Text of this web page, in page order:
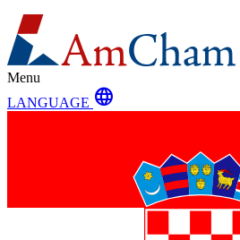
Menu
LANGUAGE language